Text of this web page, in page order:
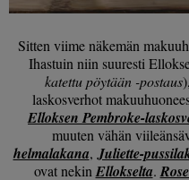
Sitten viime näkemän
Ihastuin niin suuresti
katettu pöytään -postaus
laskosverhot
Elloksen Pembroke-
muuten vähän
helmalakana, Juliette-
ovat nekin Ellokselta.